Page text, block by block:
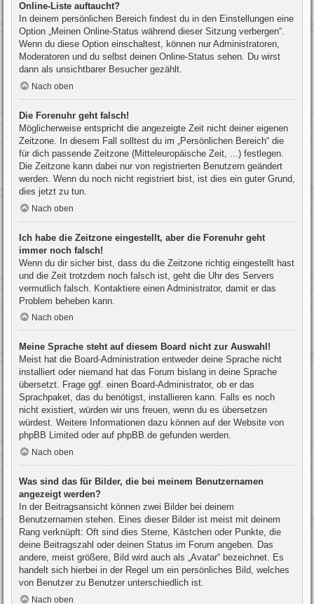
Online-Liste auftaucht?
In deinem persönlichen Bereich findest du in den Einstellungen eine
Option „Meinen Online-Status während dieser Sitzung verbergen“.
Wenn du diese Option einschaltest, können nur Administratoren,
Moderatoren und du selbst deinen Online-Status sehen. Du wirst
dann als unsichtbarer Besucher gezählt.
Nach oben
Die Forenuhr geht falsch!
Möglicherweise entspricht die angezeigte Zeit nicht deiner eigenen
Zeitzone. In diesem Fall solltest du im „Persönlichen Bereich“ die
für dich passende Zeitzone (Mitteleuropäische Zeit, ...) festlegen.
Die Zeitzone kann dabei nur von registrierten Benutzern geändert
werden. Wenn du noch nicht registriert bist, ist dies ein guter Grund,
dies jetzt zu tun.
Nach oben
Ich habe die Zeitzone eingestellt, aber die Forenuhr geht
immer noch falsch!
Wenn du dir sicher bist, dass du die Zeitzone richtig eingestellt hast
und die Zeit trotzdem noch falsch ist, geht die Uhr des Servers
vermutlich falsch. Kontaktiere einen Administrator, damit er das
Problem beheben kann.
Nach oben
Meine Sprache steht auf diesem Board nicht zur Auswahl!
Meist hat die Board-Administration entweder deine Sprache nicht
installiert oder niemand hat das Forum bislang in deine Sprache
übersetzt. Frage ggf. einen Board-Administrator, ob er das
Sprachpaket, das du benötigst, installieren kann. Falls es noch
nicht existiert, würden wir uns freuen, wenn du es übersetzen
würdest. Weitere Informationen dazu können auf der Website von
phpBB Limited oder auf phpBB.de gefunden werden.
Nach oben
Was sind das für Bilder, die bei meinem Benutzernamen
angezeigt werden?
In der Beitragsansicht können zwei Bilder bei deinem
Benutzernamen stehen. Eines dieser Bilder ist meist mit deinem
Rang verknüpft: Oft sind dies Sterne, Kästchen oder Punkte, die
deine Beitragszahl oder deinen Status im Forum angeben. Das
andere, meist größere, Bild wird auch als „Avatar“ bezeichnet. Es
handelt sich hierbei in der Regel um ein persönliches Bild, welches
von Benutzer zu Benutzer unterschiedlich ist.
Nach oben